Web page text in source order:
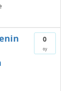
0
oy